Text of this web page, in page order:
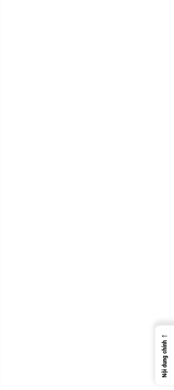
←
Nội dung chính